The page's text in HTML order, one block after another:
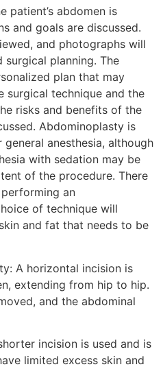
patient’s abdomen is
and goals are discussed.
and photographs will
planning. The
plan that may
surgical technique and the
risks and benefits of the
Abdominoplasty is
anesthesia, although
with sedation may be
of the procedure. There
an
of technique will
and fat that needs to be
A horizontal incision is
extending from hip to hip.
and the abdominal
incision is used and is
limited excess skin and